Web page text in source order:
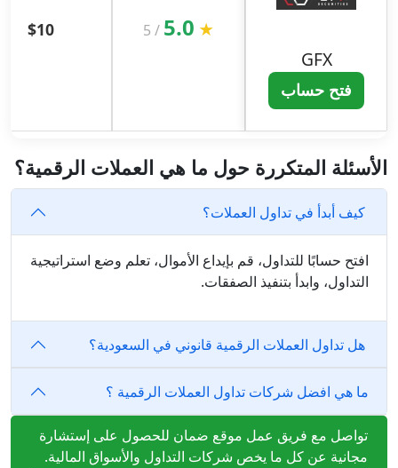
GFX
فتح حساب
★
5.0
/
5
$10
الأسئلة المتكررة حول ما هي العملات الرقمية؟
كيف أبدأ في تداول العملات؟
افتح حسابًا للتداول، قم بإيداع الأموال، تعلم وضع استراتيجية
التداول، وابدأ بتنفيذ الصفقات.
هل تداول العملات الرقمية قانوني في السعودية؟
ما هي افضل شركات تداول العملات الرقمية ؟
تواصل مع فريق عمل موقع ضمان للحصول على إستشارة
مجانية عن كل ما يخص شركات التداول والأسواق المالية.